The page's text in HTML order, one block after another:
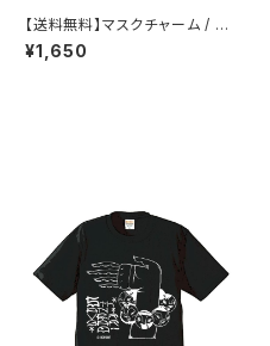
【送料無料】マスクチャーム / M
C-008
¥1,650